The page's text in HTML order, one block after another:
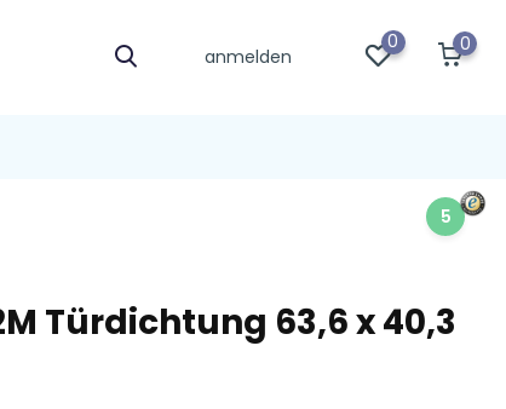
anmelden
0 0
5
Türdichtung 63,6 x 40,3